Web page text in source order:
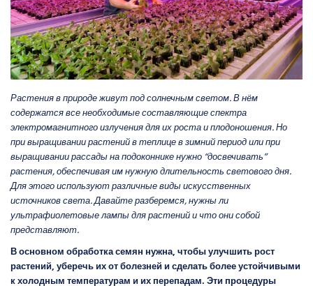
Растения в природе живут под солнечным светом. В нём
содержатся все необходимые составляющие спектра
электромагнитного излучения для их роста и плодоношения. Но
при выращивании растений в теплице в зимний период или при
выращивании рассады на подоконнике нужно “досвечивать”
растения, обеспечивая им нужную длительность светового дня.
Для этого используют различные виды искусственных
источников света. Давайте разберемся, нужны ли
ультрафиолетовые лампы для растений и что они собой
представляют.
В основном обработка семян нужна, чтобы улучшить рост
растений, уберечь их от болезней и сделать более устойчивыми
к холодным температурам и их перепадам. Эти процедуры